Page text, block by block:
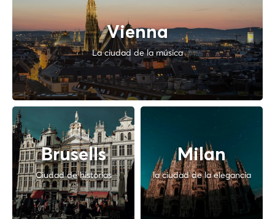
Vienna
La ciudad de la música
Brusells
Ciudad de historias
Milan
la ciudad de la elegancia